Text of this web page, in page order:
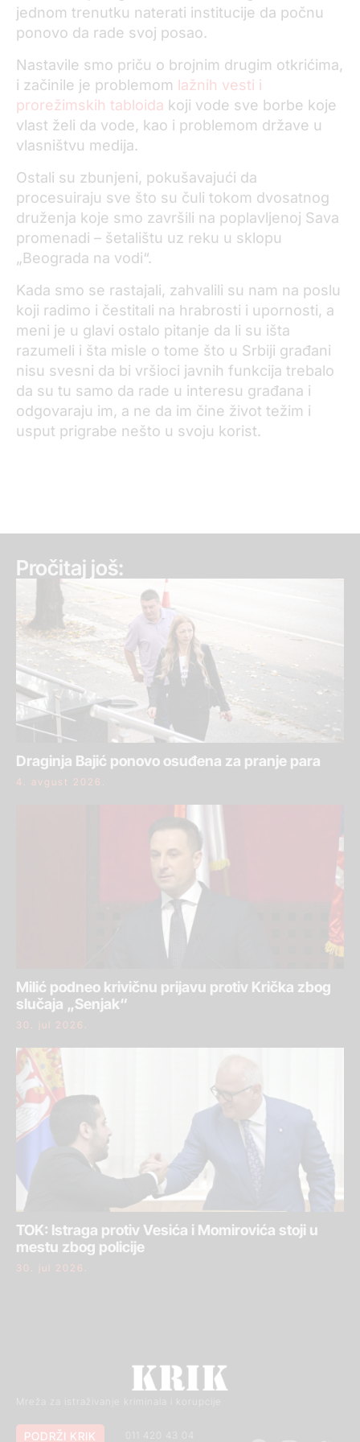
jednom trenutku naterati institucije da počnu
ponovo da rade svoj posao.
Nastavile smo priču o brojnim drugim otkrićima,
i začinile je problemom lažnih vesti i
prorežimskih tabloida koji vode sve borbe koje
vlast želi da vode, kao i problemom države u
vlasništvu medija.
Ostali su zbunjeni, pokušavajući da
procesuiraju sve što su čuli tokom dvosatnog
druženja koje smo završili na poplavljenoj Sava
promenadi – šetalištu uz reku u sklopu
„Beograda na vodi“.
Kada smo se rastajali, zahvalili su nam na poslu
koji radimo i čestitali na hrabrosti i upornosti, a
meni je u glavi ostalo pitanje da li su išta
razumeli i šta misle o tome što u Srbiji građani
nisu svesni da bi vršioci javnih funkcija trebalo
da su tu samo da rade u interesu građana i
odgovaraju im, a ne da im čine život težim i
usput prigrabe nešto u svoju korist.
Pročitaj još:
Draginja Bajić ponovo osuđena za pranje para
4. avgust 2026.
Milić podneo krivičnu prijavu protiv Krička zbog
slučaja „Senjak“
30. jul 2026.
TOK: Istraga protiv Vesića i Momirovića stoji u
mestu zbog policije
30. jul 2026.
Mreža za istraživanje kriminala i korupcije
011 420 43 04
PODRŽI KRIK